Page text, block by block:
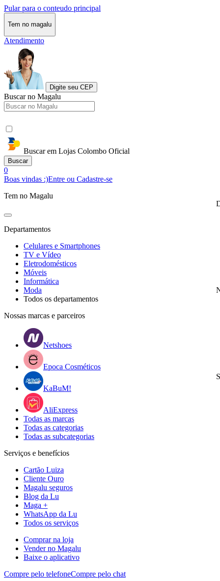
Pular para o conteudo principal
Tem no magalu
Atendimento
Digite seu CEP
Buscar no Magalu
Buscar em Lojas Colombo Oficial
Buscar
0
Boas vindas :)Entre ou Cadastre-se
Tem no Magalu
Departamentos
Celulares e Smartphones
TV e Vídeo
Eletrodomésticos
Móveis
Informática
Moda
Todos os departamentos
Nossas marcas e parceiros
Netshoes
Epoca Cosméticos
KaBuM!
AliExpress
Todas as marcas
Todas as categorias
Todas as subcategorias
Serviços e benefícios
Cartão Luiza
Cliente Ouro
Magalu seguros
Blog da Lu
Maga +
WhatsApp da Lu
Todos os serviços
Comprar na loja
Vender no Magalu
Baixe o aplicativo
Compre pelo telefoneCompre pelo chat